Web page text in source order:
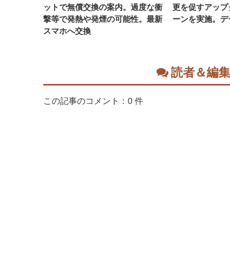
ットで無償交換の案内。過度な衝
撃等で発熱や発煙の可能性。最新
スマホへ交換
更を促すアッ
ーンを実施。
読者＆編
この記事のコメント：0 件